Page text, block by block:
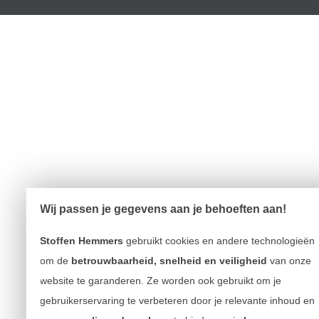
Wij passen je gegevens aan je behoeften aan!
Stoffen Hemmers gebruikt cookies en andere technologieën
om de betrouwbaarheid, snelheid en veiligheid van onze
website te garanderen. Ze worden ook gebruikt om je
gebruikerservaring te verbeteren door je relevante inhoud en